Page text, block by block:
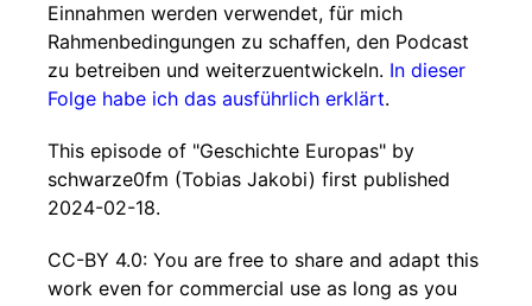
Einnahmen werden verwendet, für mich
Rahmenbedingungen zu schaffen, den Podcast
zu betreiben und weiterzuentwickeln. In dieser
Folge habe ich das ausführlich erklärt.
This episode of "Geschichte Europas" by
schwarze0fm (Tobias Jakobi) first published
2024-02-18.
CC-BY 4.0: You are free to share and adapt this
work even for commercial use as long as you